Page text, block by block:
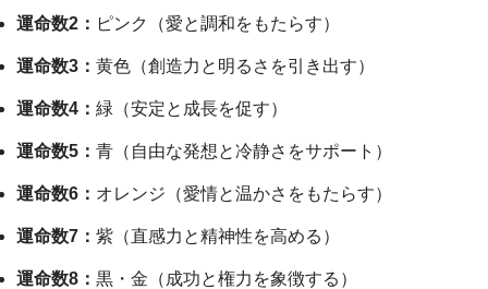
運命数2： ピンク（愛と調和をもたらす）
運命数3： 黄色（創造力と明るさを引き出す）
運命数4： 緑（安定と成長を促す）
運命数5： 青（自由な発想と冷静さをサポート）
運命数6： オレンジ（愛情と温かさをもたらす）
運命数7： 紫（直感力と精神性を高める）
運命数8： 黒・金（成功と権力を象徴する）